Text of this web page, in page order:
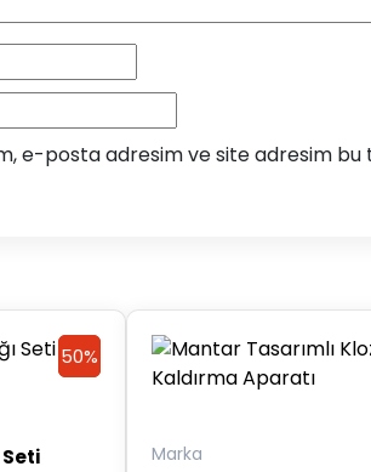
e-posta adresim ve site adresim bu
50%
Seti
50%
Marka